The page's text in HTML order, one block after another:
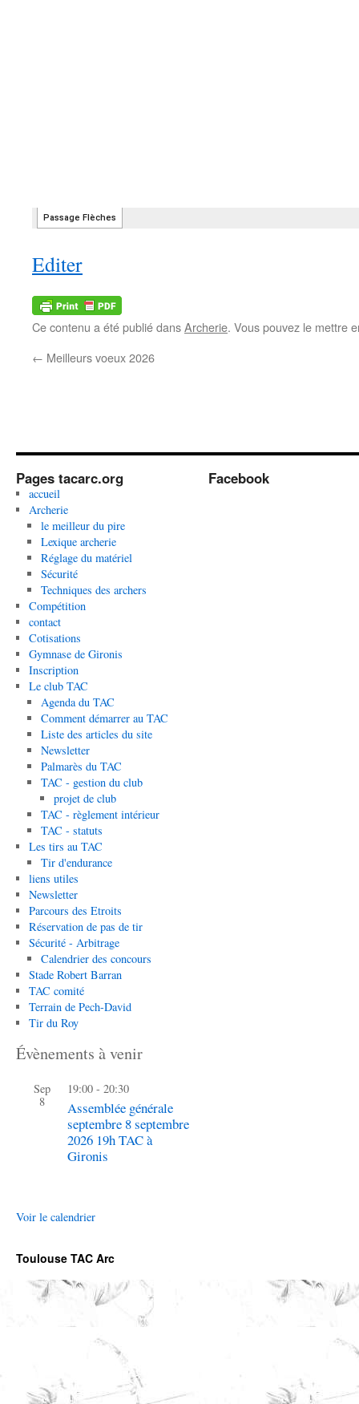
Editer
Ce contenu a été publié dansArcherie. Vous pouvez le mettre
← Meilleurs voeux 2026
Pages tacarc.org
accueil
Archerie
le meilleur du pire
Lexique archerie
Réglage du matériel
Sécurité
Techniques des archers
Compétition
contact
Cotisations
Gymnase de Gironis
Inscription
Le club TAC
Agenda du TAC
Comment démarrer au TAC
Liste des articles du site
Newsletter
Palmarès du TAC
TAC - gestion du club
projet de club
TAC - règlement intérieur
TAC - statuts
Les tirs au TAC
Tir d'endurance
liens utiles
Newsletter
Parcours des Etroits
Réservation de pas de tir
Sécurité - Arbitrage
Calendrier des concours
Stade Robert Barran
TAC comité
Terrain de Pech-David
Tir du Roy
Évènements à venir
Sep
8
19:00 - 20:30
Assemblée générale
septembre 8 septembre
2026 19h TAC à
Gironis
Voir le calendrier
Facebook
Toulouse TAC Arc